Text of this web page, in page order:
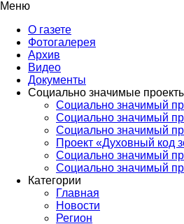
Меню
О газете
Фотогалерея
Архив
Видео
Документы
Социально значимые
Социально значимый
Социально значимый
Социально значимый
Проект «Духовный код
Социально значимый
Социально значимый
Категории
Главная
Новости
Регион